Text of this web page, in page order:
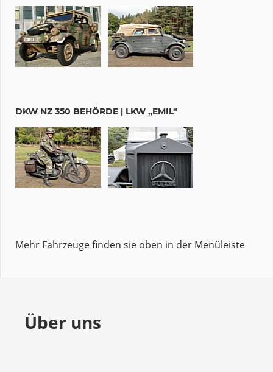
DKW NZ 350 BEHÖRDE | LKW „EMIL“
Mehr Fahrzeuge finden sie oben in der Menüleiste
Über uns